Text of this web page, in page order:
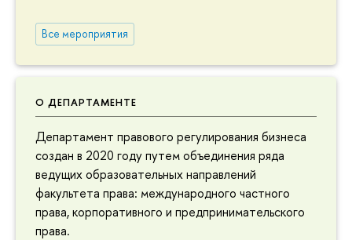
Все мероприятия
О ДЕПАРТАМЕНТЕ
Департамент правового регулирования бизнеса
создан в 2020 году путем объединения ряда
ведущих образовательных направлений
факультета права: международного частного
права, корпоративного и предпринимательского
права.